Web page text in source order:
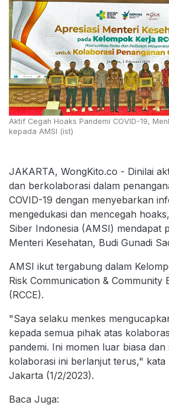
Aktif Cegah Hoaks Pandemi COVID-19,
kepada AMSI (ist)
JAKARTA, WongKito.co - Dinilai
dan berkolaborasi dalam
COVID-19 dengan menyebarkan
mengedukasi dan mencegah
Siber Indonesia (AMSI) mendapat
Menteri Kesehatan, Budi Gunadi
AMSI ikut tergabung dalam
Risk Communication & Community
(RCCE).
"Saya selaku menkes
kepada semua pihak atas
pandemi. Ini momen luar biasa dan
kolaborasi ini berlanjut terus," kata
Jakarta (1/2/2023).
Baca Juga: